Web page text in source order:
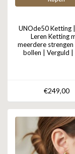
UNOde50 Ketting
Leren Ketting
meerdere strengen
bollen | Verguld |
€249,00